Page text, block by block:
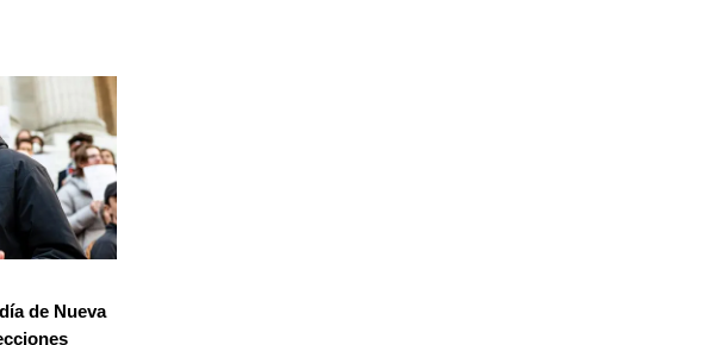
de Nueva